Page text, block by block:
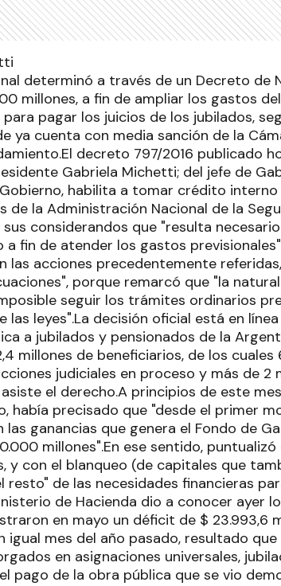
determinó a través de un Decreto de
millones, a fin de ampliar los gastos
para pagar los juicios de los jubilados,
ya cuenta con media sanción de la
decreto 797/2016 publicado
Gabriela Michetti; del jefe de
habilita a tomar crédito
la Administración Nacional de la
considerandos que "resulta
fin de atender los gastos
las acciones precedentemente
porque remarcó que "la
seguir los trámites ordinarios
las leyes".La decisión oficial está en
a jubilados y pensionados de la
millones de beneficiarios, de los
judiciales en proceso y más de 2
el derecho.A principios de este
había precisado que "desde el primer
ganancias que genera el Fondo de
millones".En ese sentido,
y con el blanqueo (de capitales que
resto" de las necesidades financieras
de Hacienda dio a conocer ayer
en mayo un déficit de $ 23.993,6
igual mes del año pasado, resultado
en asignaciones universales,
pago de la obra pública que se vio